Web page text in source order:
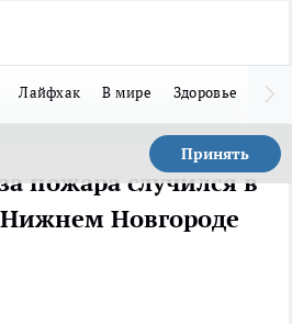
Лайфхак В мире Здоровье
Принять
пожара случился в
Новгороде